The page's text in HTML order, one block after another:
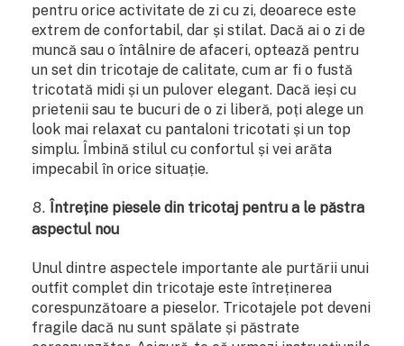
pentru orice activitate de zi cu zi, deoarece este
extrem de confortabil, dar și stilat. Dacă ai o zi de
muncă sau o întâlnire de afaceri, optează pentru
un set din tricotaje de calitate, cum ar fi o fustă
tricotată midi și un pulover elegant. Dacă ieși cu
prietenii sau te bucuri de o zi liberă, poți alege un
look mai relaxat cu pantaloni tricotati și un top
simplu. Îmbină stilul cu confortul și vei arăta
impecabil în orice situație.
Întreține piesele din tricotaj pentru a le păstra
aspectul nou
Unul dintre aspectele importante ale purtării unui
outfit complet din tricotaje este întreținerea
corespunzătoare a pieselor. Tricotajele pot deveni
fragile dacă nu sunt spălate și păstrate